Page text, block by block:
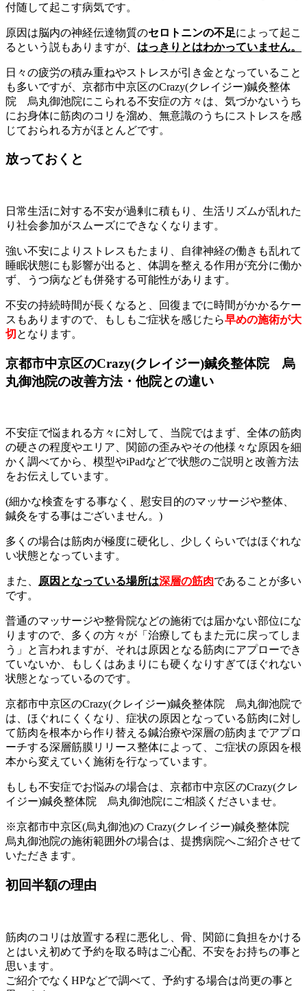
付随して起こす病気です。
原因は脳内の神経伝達物質のセロトニンの不足によって起こ
るという説もありますが、 はっきりとはわかっていません。
日々の疲労の積み重ねやストレスが引き金となっていること
も多いですが、京都市中京区のCrazy(クレイジー)鍼灸整体
院 烏丸御池院にこられる不安症の方々は、気づかないうち
にお身体に筋肉のコリを溜め、無意識のうちにストレスを感
じておられる方がほとんどです。
放っておくと
日常生活に対する不安が過剰に積もり、生活リズムが乱れた
り社会参加がスムーズにできなくなります。
強い不安によりストレスもたまり、自律神経の働きも乱れて
睡眠状態にも影響が出ると、体調を整える作用が充分に働か
ず、うつ病なども併発する可能性があります。
不安の持続時間が長くなると、回復までに時間がかかるケー
スもありますので、もしもご症状を感じたら早めの施術が大
切 となります。
京都市中京区のCrazy(クレイジー)鍼灸整体院 烏
丸御池院の改善方法・他院との違い
不安症で悩まれる方々に対して、当院ではまず、全体の筋肉
の硬さの程度やエリア、関節の歪みやその他様々な原因を細
かく調べてから、模型やiPadなどで状態のご説明と改善方法
をお伝えしています。
(細かな検査をする事なく、慰安目的のマッサージや整体、
鍼灸をする事はございません。)
多くの場合は筋肉が極度に硬化し、少しくらいではほぐれな
い状態となっています。
また、 原因となっている場所は深層の筋肉であることが多い
です。
普通のマッサージや整骨院などの施術では届かない部位にな
りますので、多くの方々が「治療してもまた元に戻ってしま
う」と言われますが、それは原因となる筋肉にアプローでき
ていないか、もしくはあまりにも硬くなりすぎてほぐれない
状態となっているのです。
京都市中京区のCrazy(クレイジー)鍼灸整体院 烏丸御池院で
は、ほぐれにくくなり、症状の原因となっている筋肉に対し
て筋肉を根本から作り替える鍼治療や深層の筋肉までアプロ
ーチする深層筋膜リリース整体によって、ご症状の原因を根
本から変えていく施術を行なっています。
もしも不安症でお悩みの場合は、京都市中京区のCrazy(クレ
イジー)鍼灸整体院 烏丸御池院にご相談くださいませ。
※京都市中京区(烏丸御池)の Crazy(クレイジー)鍼灸整体院
烏丸御池院の施術範囲外の場合は、提携病院へご紹介させて
いただきます。
初回半額の理由
筋肉のコリは放置する程に悪化し、骨、関節に負担をかける
とはいえ初めて予約を取る時はご心配、不安をお持ちの事と
思います。
ご紹介でなく HPなどで調べて、予約する場合は尚更の事と